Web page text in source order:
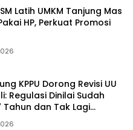
Latih UMKM Tanjung Mas
HP, Perkuat Promosi
KPPU Dorong Revisi UU
Regulasi Dinilai Sudah
dan Tak Lagi
Era